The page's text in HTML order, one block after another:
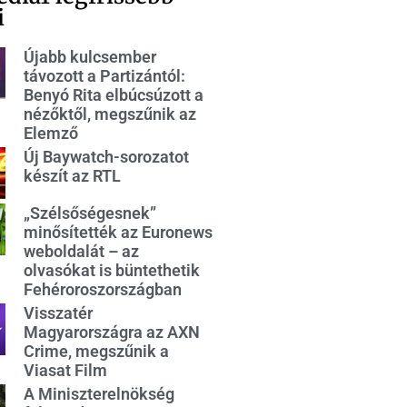
Újabb kulcsember
távozott a Partizántól:
Benyó Rita elbúcsúzott a
nézőktől, megszűnik az
Elemző
Új Baywatch-sorozatot
készít az RTL
„Szélsőségesnek”
minősítették az Euronews
weboldalát – az
olvasókat is büntethetik
Fehéroroszországban
Visszatér
Magyarországra az AXN
Crime, megszűnik a
Viasat Film
A Miniszterelnökség